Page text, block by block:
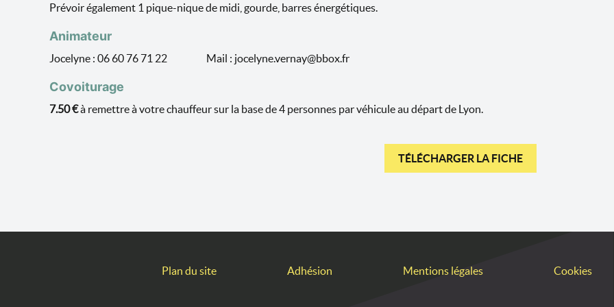
Prévoir également 1 pique-nique de midi, gourde, barres énergétiques.
Animateur
Jocelyne : 06 60 76 71 22 Mail : jocelyne.vernay@bbox.fr
Covoiturage
7.50 €à remettre à votre chauffeur sur la base de 4 personnes par véhicule au départ de Lyon.
TÉLÉCHARGER LA FICHE
Plan du site Adhésion Mentions légales Cookies